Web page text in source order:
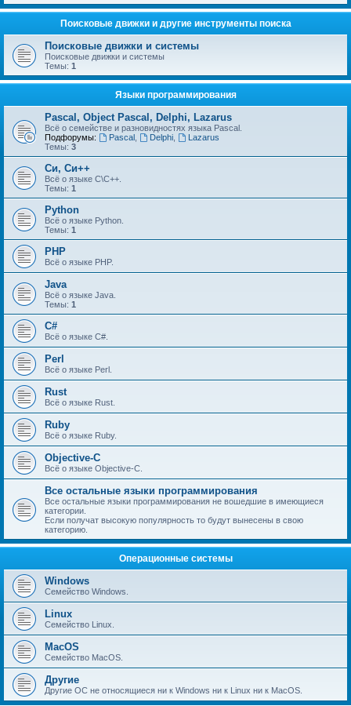
Поисковые движки и другие инструменты поиска
Поисковые движки и системы
Поисковые движки и системы
Темы: 1
Языки программирования
Pascal, Object Pascal, Delphi, Lazarus
Всё о семействе и разновидностях языка Pascal.
Подфорумы:
Pascal, Delphi,
Lazarus
Темы: 3
Си, Си++
Всё о языке С\С++.
Темы: 1
Python
Всё о языке Python.
Темы: 1
PHP
Всё о языке PHP.
Java
Всё о языке Java.
Темы: 1
C#
Всё о языке C#.
Perl
Всё о языке Perl.
Rust
Всё о языке Rust.
Ruby
Всё о языке Ruby.
Objective-C
Всё о языке Objective-C.
Все остальные языки программирования
Все остальные языки программирования не вошедшие в имеющиеся
категории.
Если получат высокую популярность то будут вынесены в свою
категорию.
Операционные системы
Windows
Семейство Windows.
Linux
Семейство Linux.
MacOS
Семейство MacOS.
Другие
Другие ОС не относящиеся ни к Windows ни к Linux ни к MacOS.